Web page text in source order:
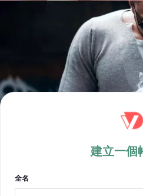
建立一個
全名